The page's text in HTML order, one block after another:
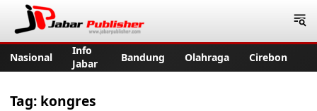
Nasional
Info
Jabar
Bandung Olahraga Cirebon
Tag: kongres